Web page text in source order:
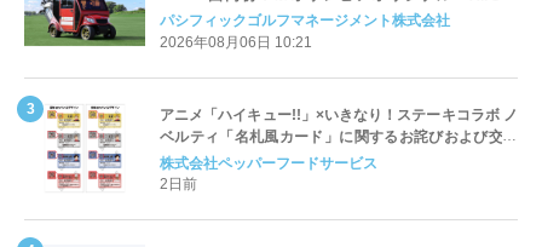
Cart（エアコンカート）」導入 | ＰＧＭ
パシフィックゴルフマネージメント株式会社
2026年08月06日 10:21
アニメ「ハイキュー!!」×いきなり！ステーキコラボ ノ
ベルティ「名札風カード」に関するお詫びおよび交換
対応についてのご案内
株式会社ペッパーフードサービス
2日前